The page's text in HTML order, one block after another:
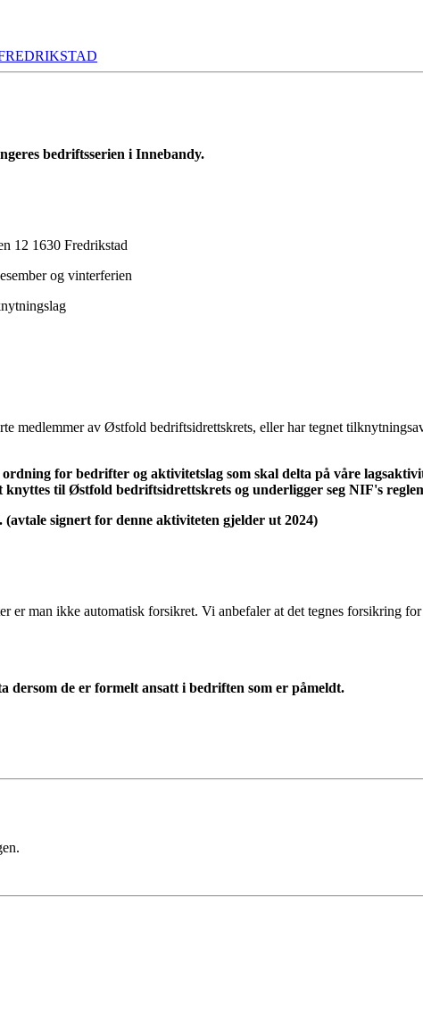
bedriftsserien i Innebandy.
12 1630 Fredrikstad
og vinterferien
medlemmer av Østfold bedriftsidrettskrets, eller har tegnet
for bedrifter og aktivitetslag som skal delta på våre
til Østfold bedriftsidrettskrets og underligger seg NIF's
signert for denne aktiviteten gjelder ut 2024)
er man ikke automatisk forsikret. Vi anbefaler at det tegnes forsikring
dersom de er formelt ansatt i bedriften som er påmeldt.